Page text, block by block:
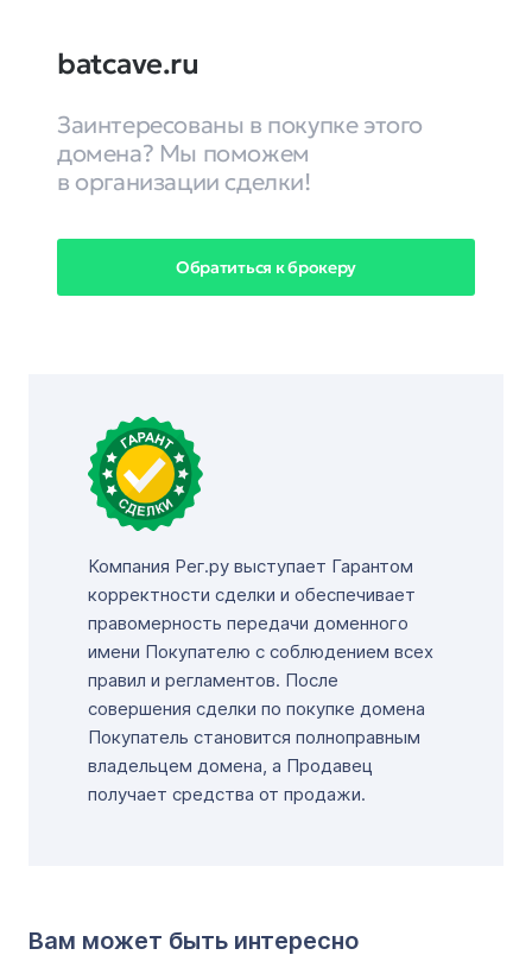
batcave.ru
Заинтересованы в покупке этого
домена? Мы поможем
в организации сделки!
Обратиться к брокеру
Компания Рег.ру выступает Гарантом
корректности сделки и обеспечивает
правомерность передачи доменного
имени Покупателю с соблюдением всех
правил и регламентов. После
совершения сделки по покупке домена
Покупатель становится полноправным
владельцем домена, а Продавец
получает средства от продажи.
Вам может быть интересно